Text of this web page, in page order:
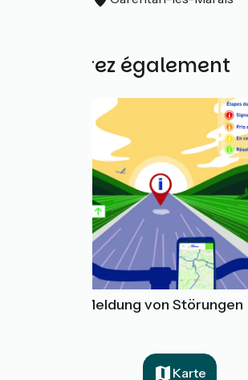
Découvrez également
Tool zur Meldung von Störungen
Karte